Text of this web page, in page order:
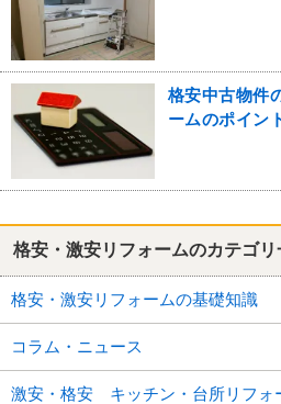
格安中古物件
ームのポイン
格安・激安リフォームのカテゴリ
格安・激安リフォームの基礎知識
コラム・ニュース
激安・格安 キッチン・台所リフォ